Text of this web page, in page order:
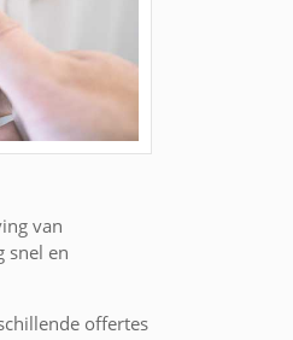
van
snel en
offertes